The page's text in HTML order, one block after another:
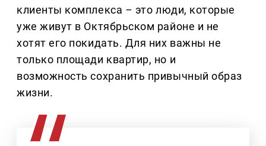
клиенты комплекса – это люди, которые
уже живут в Октябрьском районе и не
хотят его покидать. Для них важны не
только площади квартир, но и
возможность сохранить привычный образ
жизни.